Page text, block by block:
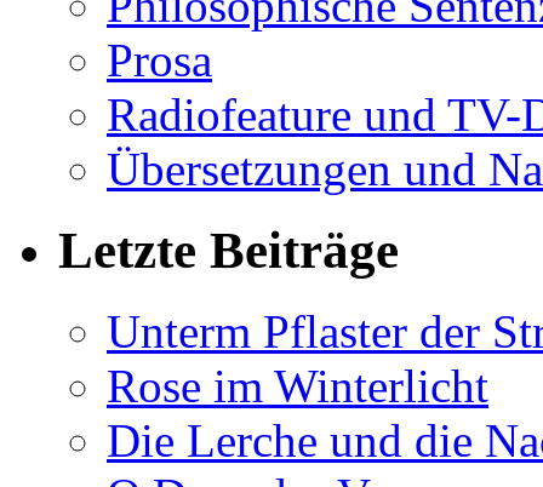
Prosa
Radiofeature und TV-
Übersetzungen und
Letzte Beiträge
Unterm Pflaster der
Rose im Winterlicht
Die Lerche und die